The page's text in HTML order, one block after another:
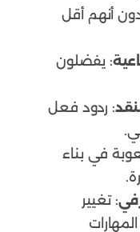
أنهم أقل
: يفضلون
: ردود فعل
في بناء
: تغيير